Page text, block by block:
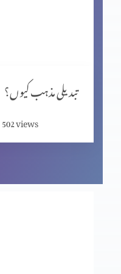
ماضی کی داستان
ایک مسیحی کون ہے؟
تبدیلی مذہب کیوں؟
502views